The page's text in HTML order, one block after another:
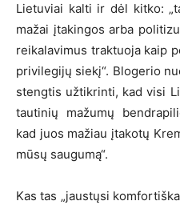
Lietuviai kalti ir dėl kitko:
mažai įtakingos arba
reikalavimus traktuoja kaip
privilegijų siekį“. Blogerio
stengtis užtikrinti, kad visi
tautinių mažumų
kad juos mažiau įtakotų
mūsų saugumą“.
Kas tas „jaustųsi